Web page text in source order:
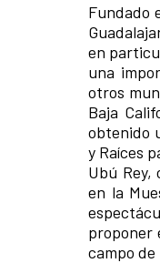
Fundado
en
una
otros
Baja
obtenido
y Raíces
Ubú Rey,
en la
proponer
campo de